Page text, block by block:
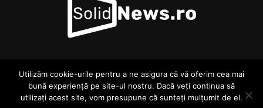
© GoldTv.ro 2026 . Toate drepturile asupra materialelor si
continutului acestui site sunt rezervate.
Utilizăm cookie-urile pentru a ne asigura că vă oferim cea mai
bună experiență pe site-ul nostru. Dacă veți continua să
utilizați acest site, vom presupune că sunteți mulțumit de el.